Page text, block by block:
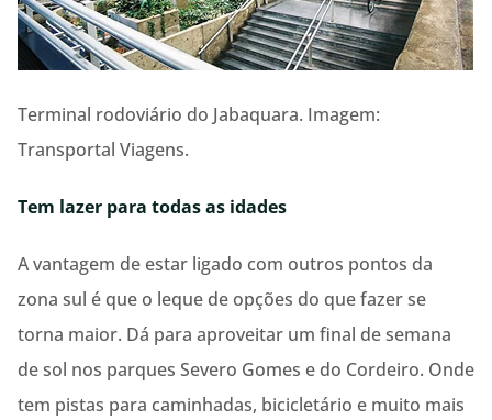
Terminal rodoviário do Jabaquara. Imagem:
Transportal Viagens.
Tem lazer para todas as idades
A vantagem de estar ligado com outros pontos da
zona sul é que o leque de opções do que fazer se
torna maior. Dá para aproveitar um final de semana
de sol nos parques Severo Gomes e do Cordeiro. Onde
tem pistas para caminhadas, bicicletário e muito mais